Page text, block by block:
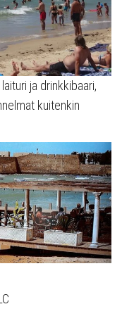
ja drinkkibaari,
kuitenkin